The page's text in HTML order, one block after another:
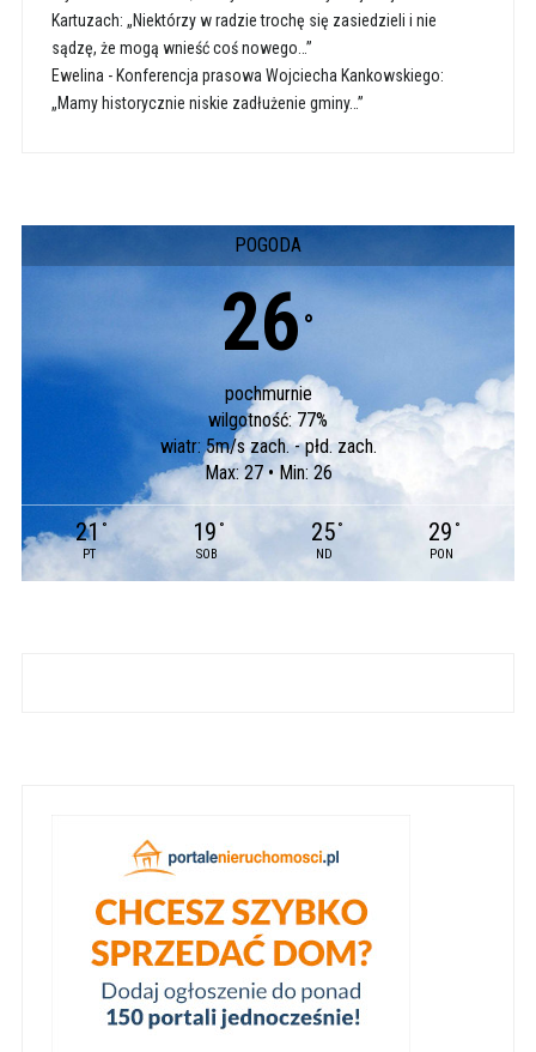
Kartuzach: „Niektórzy w radzie trochę się zasiedzieli i nie
sądzę, że mogą wnieść coś nowego…”
Ewelina - Konferencja prasowa Wojciecha Kankowskiego:
„Mamy historycznie niskie zadłużenie gminy…”
POGODA
26 °
pochmurnie
wilgotność: 77%
wiatr: 5m/s zach. - płd. zach.
Max: 27 • Min: 26
21 °
PT
19 °
SOB
25 °
ND
29 °
PON